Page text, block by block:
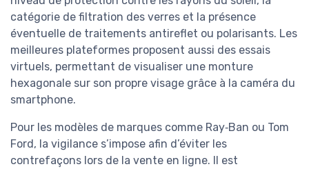
catégorie de filtration des verres et la présence
éventuelle de traitements antireflet ou polarisants. Les
meilleures plateformes proposent aussi des essais
virtuels, permettant de visualiser une monture
hexagonale sur son propre visage grâce à la caméra du
smartphone.
Pour les modèles de marques comme Ray‑Ban ou Tom
Ford, la vigilance s’impose afin d’éviter les
contrefaçons lors de la vente en ligne. Il est